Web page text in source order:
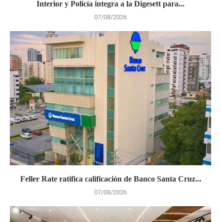
Interior y Policía integra a la Digesett para...
07/08/2026
Feller Rate ratifica calificación de Banco Santa Cruz...
07/08/2026